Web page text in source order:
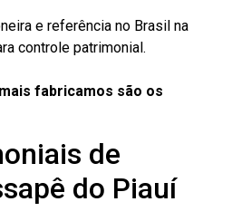
e referência no Brasil na
controle patrimonial.
fabricamos são os
de
do Piauí